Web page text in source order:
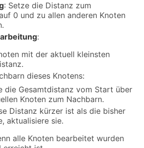
: Setze die Distanz zum
0 und zu allen anderen Knoten
:
mit der aktuell kleinsten
dieses Knotens:
die Gesamtdistanz vom Start über
Knoten zum Nachbarn.
Distanz kürzer ist als die bisher
aktualisiere sie.
alle Knoten bearbeitet wurden